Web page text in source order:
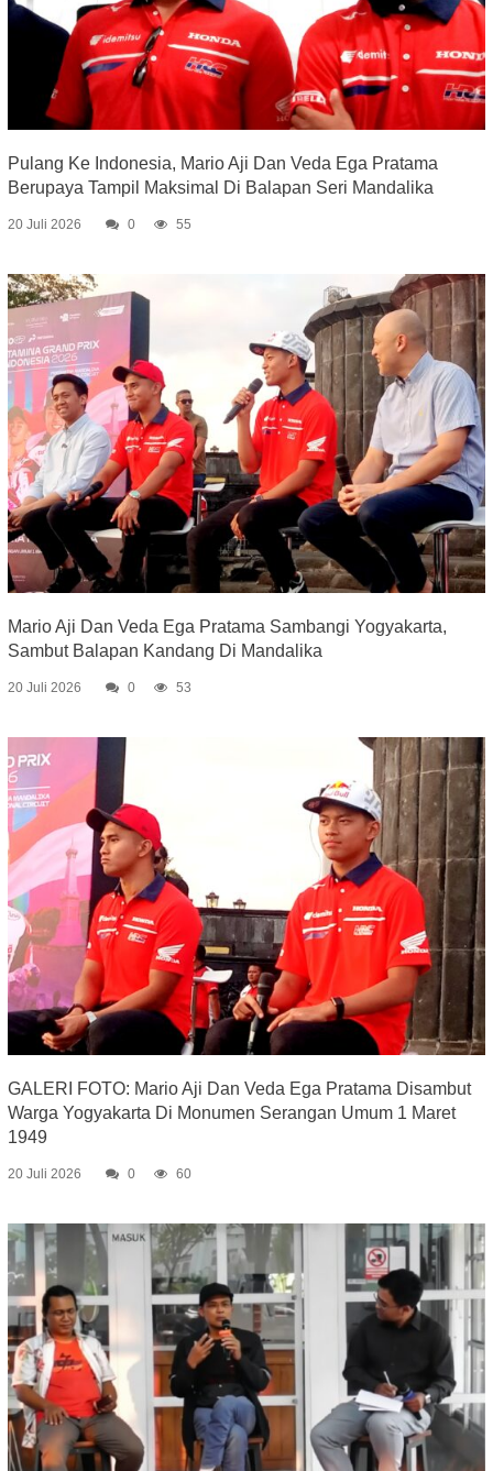
Pulang Ke Indonesia, Mario Aji Dan Veda Ega Pratama
Berupaya Tampil Maksimal Di Balapan Seri Mandalika
20 Juli 2026 0 55
Mario Aji Dan Veda Ega Pratama Sambangi Yogyakarta,
Sambut Balapan Kandang Di Mandalika
20 Juli 2026 0 53
GALERI FOTO: Mario Aji Dan Veda Ega Pratama Disambut
Warga Yogyakarta Di Monumen Serangan Umum 1 Maret
1949
20 Juli 2026 0 60